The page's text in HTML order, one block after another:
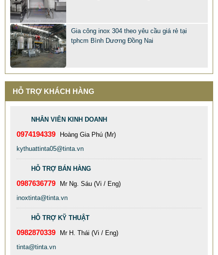
77.999 VNĐ
SP: XƯỞNG GIA CÔNG INOX GÂN ĐÂY GIÁ RẺ CHẤT LƯỢNG
TỐT
DÙ AI NÓI NGÃ NẰM NGHIÊNG, NGƯỜI MUA VẪN CỨ
ĐẶT BỒN TINTA
78.999 VNĐ
SP: XUONG GIA CONG BON CONG NGHIEP INOX TINTA
Gia công inox 304 theo yêu cầu giá rẻ tại
tphcm Bình Dương Đồng Nai
HỖ TRỢ KHÁCH HÀNG
NHÂN VIÊN KINH DOANH
0974194339
Hoàng Gia Phú (Mr)
kythuattinta05@tinta.vn
HỖ TRỢ BÁN HÀNG
0987636779
Mr Ng. Sáu (Vi / Eng)
inoxtinta@tinta.vn
HỖ TRỢ KỸ THUẬT
0982870339
Mr H. Thái (Vi / Eng)
tinta@tinta.vn